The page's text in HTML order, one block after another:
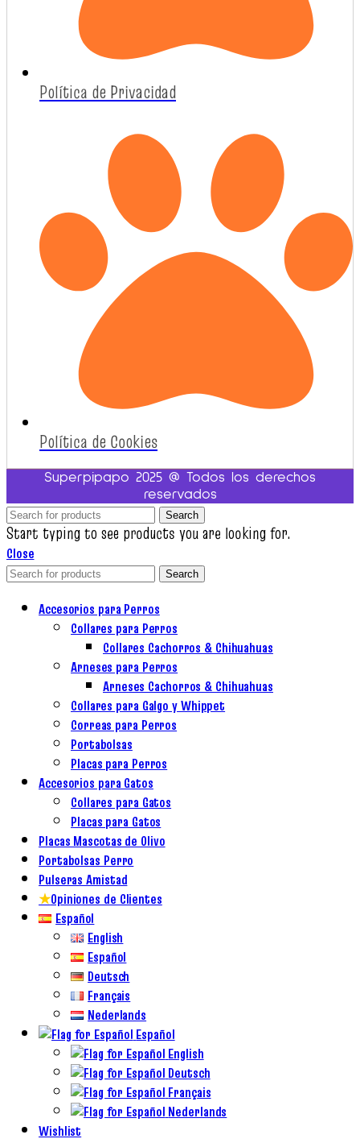
Política de Privacidad
Política de Cookies
Superpipapo 2025 @ Todos los derechos
reservados
Search
Start typing to see products you are looking for.
Close
Search
Accesorios para Perros
Collares para Perros
Collares Cachorros & Chihuahuas
Arneses para Perros
Arneses Cachorros & Chihuahuas
Collares para Galgo y Whippet
Correas para Perros
Portabolsas
Placas para Perros
Accesorios para Gatos
Collares para Gatos
Placas para Gatos
Placas Mascotas de Olivo
Portabolsas Perro
Pulseras Amistad
★Opiniones de Clientes
Español
English
Español
Deutsch
Français
Nederlands
Español
English
Deutsch
Français
Nederlands
Wishlist